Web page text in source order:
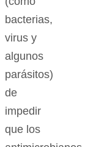
bacterias,
virus y
algunos
parásitos)
de
impedir
que los